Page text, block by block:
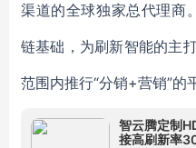
渠道的全球独家总代理商
链基础，为刷新智能的主
范围内推行“分销+营销”的
智云腾定制
接高刷新率